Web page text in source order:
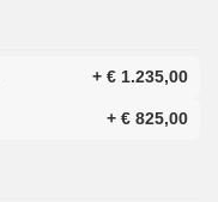
+ € 1.235,00
+ € 825,00